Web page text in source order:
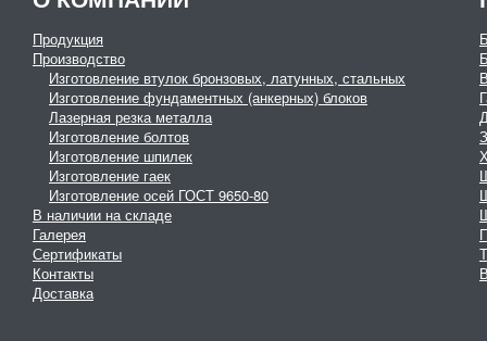
Продукция
Производство
Изготовление втулок бронзовых, латунных, стальных
Изготовление фундаментных (анкерных) блоков
Лазерная резка металла
Изготовление болтов
Изготовление шпилек
Изготовление гаек
Изготовление осей ГОСТ 9650-80
В наличии на складе
Галерея
Сертификаты
Контакты
Доставка